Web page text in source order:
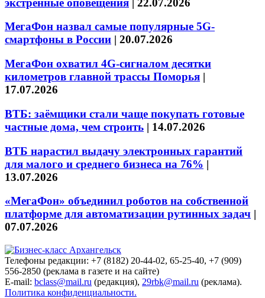
МегаФон назвал самые популярные 5G-
смартфоны в России | 20.07.2026
МегаФон охватил 4G-сигналом десятки
километров главной трассы Поморья |
17.07.2026
ВТБ: заёмщики стали чаще покупать готовые
частные дома, чем строить | 14.07.2026
ВТБ нарастил выдачу электронных гарантий
для малого и среднего бизнеса на 76% |
13.07.2026
«МегаФон» объединил роботов на собственной
платформе для автоматизации рутинных задач |
07.07.2026
Телефоны редакции: +7 (8182) 20-44-02, 65-25-40, +7 (909)
556-2850 (реклама в газете и на сайте)
E-mail: bclass@mail.ru (редакция), 29rbk@mail.ru (реклама).
Политика конфиденциальности.